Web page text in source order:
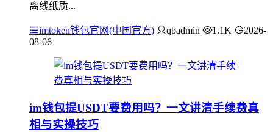
离线纸质...
imtoken钱包官网(中国官方) qbadmin 1.1K
2026-
08-06
im钱包提USDT要费用吗？一文讲清手续费真
相与实操技巧